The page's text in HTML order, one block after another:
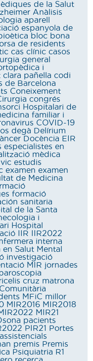
de la Salut
Anàlisis
aparell
espanyola de
bloc bona
de residents
cas clínic casos
general
i
clara pañella codi
de Barcelona
Coneixement
congrés
Hospitalari de
familiar i
COVID-19
degà Delírium
Docència EIR
especialistes en
mèdica
estudis
examen examen
de Medicina
formació
sanitaria
de la Santa
i
Hospital
IIR IIR2022
interna
en Salut Mental
investigació
MIR jornades
cruz matrona
MFiC millor
MIR2016 MIR2018
MIR21
pacients
PIR21 Portes
premis Premis
Psiquiatria R1